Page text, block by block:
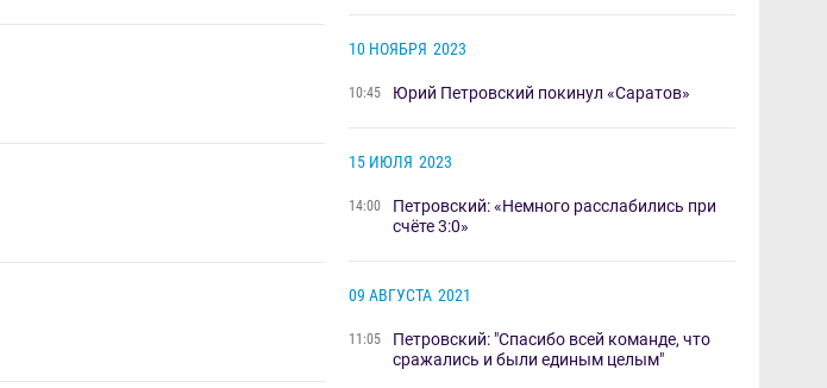
10 НОЯБРЯ 2023
10:45 Юрий Петровский покинул «Саратов»
15 ИЮЛЯ 2023
14:00
Петровский: «Немного расслабились при
счёте 3:0»
09 АВГУСТА 2021
11:05
Петровский: "Спасибо всей команде, что
сражались и были единым целым"